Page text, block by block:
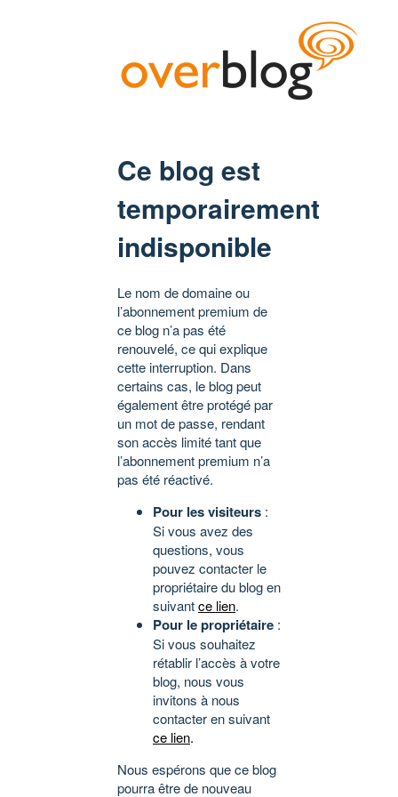
Ce blog est
temporairement
indisponible
Le nom de domaine ou
l’abonnement premium de
ce blog n’a pas été
renouvelé, ce qui explique
cette interruption. Dans
certains cas, le blog peut
également être protégé par
un mot de passe, rendant
son accès limité tant que
l’abonnement premium n’a
pas été réactivé.
Pour les visiteurs :
Si vous avez des
questions, vous
pouvez contacter le
propriétaire du blog en
suivantce lien.
Pour le propriétaire :
Si vous souhaitez
rétablir l’accès à votre
blog, nous vous
invitons à nous
contacter en suivant
ce lien.
Nous espérons que ce blog
pourra être de nouveau